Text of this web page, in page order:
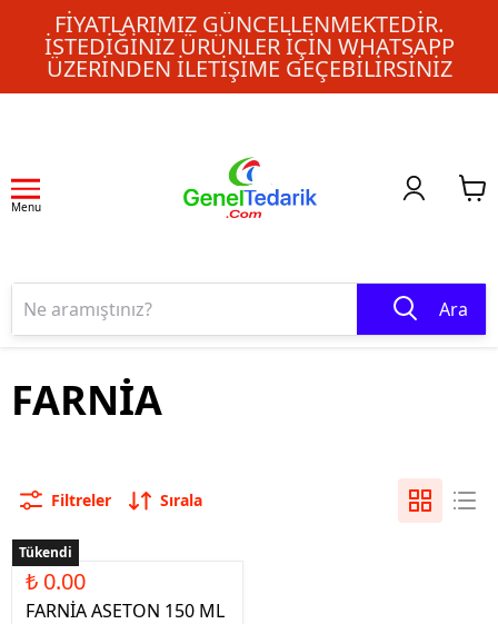
FIYATLARIMIZ GÜNCELLENMEKTEDIR.
İSTEDIĞINIZ ÜRÜNLER IÇIN WHATSAPP
ÜZERINDEN ILETIŞIME GEÇEBILIRSINIZ
Menu
Ara
FARNİA
Filtreler Sırala
Tükendi
₺ 0.00
FARNİA ASETON 150 ML